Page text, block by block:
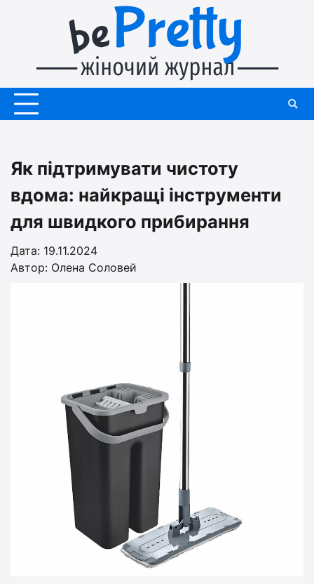
Як підтримувати чистоту
вдома: найкращі інструменти
для швидкого прибирання
Дата: 19.11.2024
Автор: Олена Соловей